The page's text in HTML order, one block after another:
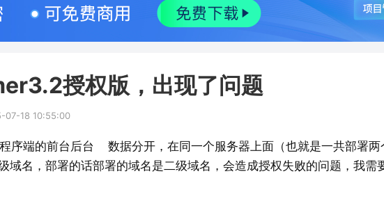
授权版，出现了问题
07-18 10:55:00
序端的前台后台    数据分开，在同一个服务器上面（也就是一共部署两
域名，部署的话部署的域名是二级域名，会造成授权失败的问题，我需